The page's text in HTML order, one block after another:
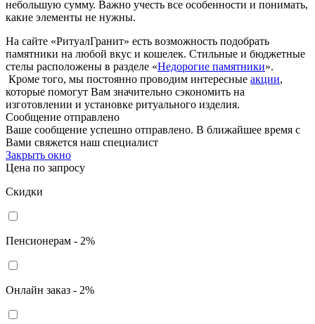
небольшую сумму. Важно учесть все особенности и понимать,
какие элементы не нужны.
На сайте «РитуалГранит» есть возможность подобрать
памятники на любой вкус и кошелек. Стильные и бюджетные
стелы расположены в разделе «Недорогие памятники».
Кроме того, мы постоянно проводим интересные акции,
которые помогут Вам значительно сэкономить на
изготовлении и установке ритуального изделия.
Сообщение отправлено
Ваше сообщение успешно отправлено. В ближайшее время с
Вами свяжется наш специалист
Закрыть окно
Цена по запросу
Скидки
Пенсионерам - 2%
Онлайн заказ - 2%